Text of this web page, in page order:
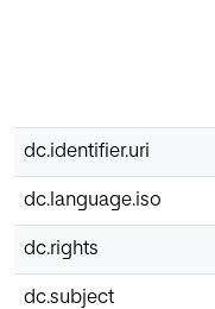
dc.identifier.uri
dc.language.iso
dc.rights
dc.subject